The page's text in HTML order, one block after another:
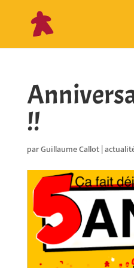
!!
parGuillaume Callot|